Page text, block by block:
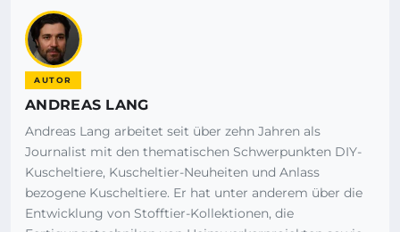
AUTOR
ANDREAS LANG
Andreas Lang arbeitet seit über zehn Jahren als
Journalist mit den thematischen Schwerpunkten DIY-
Kuscheltiere, Kuscheltier-Neuheiten und Anlass
bezogene Kuscheltiere. Er hat unter anderem über die
Entwicklung von Stofftier-Kollektionen, die